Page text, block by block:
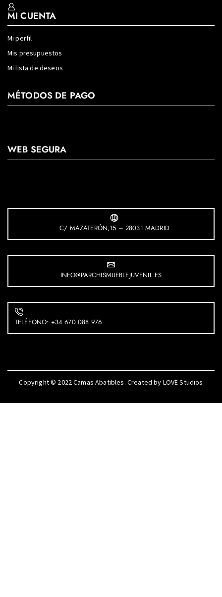
MI CUENTA
Mi perfil
Mis presupuestos
Mi lista de deseos
MÉTODOS DE PAGO
WEB SEGURA
C/ MAZATERÓN,15 – 28031 MADRID
INFO@PARCHISMUEBLEJUVENIL.ES
TELÉFONO: +34 670 088 976
Copyright © 2022Camas Abatibles. Created by LOVE Studios